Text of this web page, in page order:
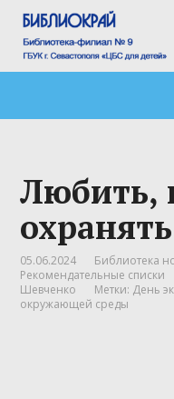
Любить,
охранять
05.06.2024 Библиотека
Рекомендательные списки
Шевченко
Метки: День
окружающей среды